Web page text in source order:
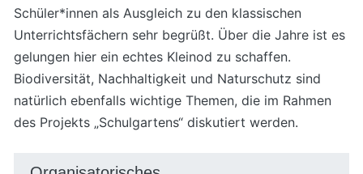
Schüler*innen als Ausgleich zu den klassischen
Unterrichtsfächern sehr begrüßt. Über die Jahre ist es
gelungen hier ein echtes Kleinod zu schaffen.
Biodiversität, Nachhaltigkeit und Naturschutz sind
natürlich ebenfalls wichtige Themen, die im Rahmen
des Projekts „Schulgartens“ diskutiert werden.